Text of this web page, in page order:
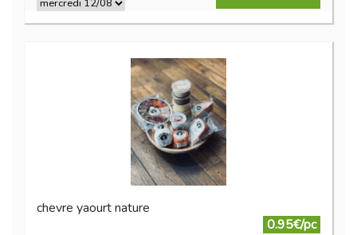
chevre yaourt nature
0.95€/pc